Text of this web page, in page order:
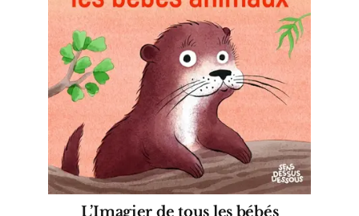
L’Imagier de tous les bébés